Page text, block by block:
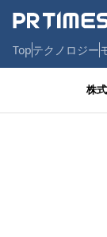
Topテクノロジー
株